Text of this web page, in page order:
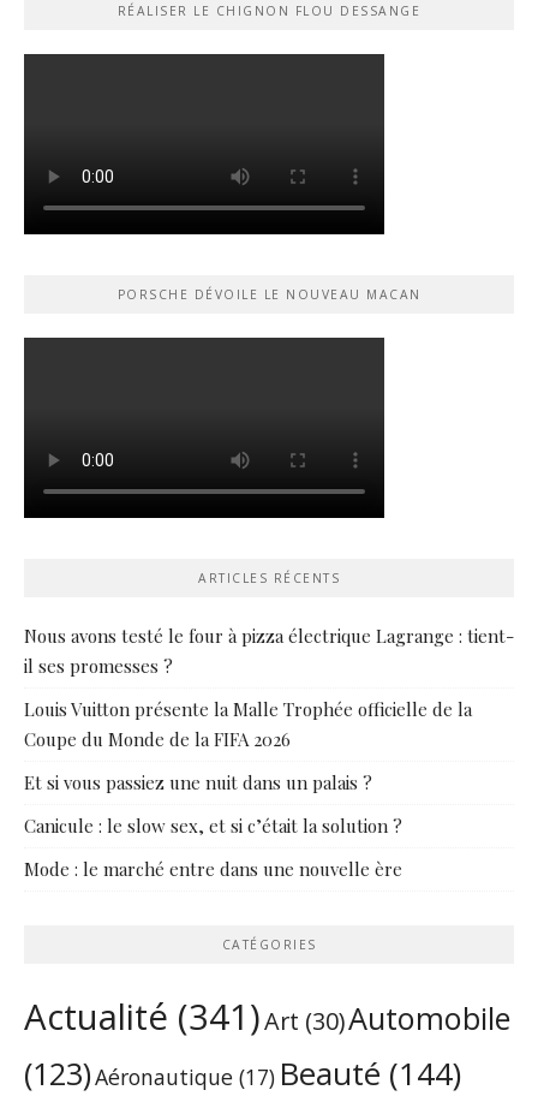
RÉALISER LE CHIGNON FLOU DESSANGE
PORSCHE DÉVOILE LE NOUVEAU MACAN
ARTICLES RÉCENTS
Nous avons testé le four à pizza électrique Lagrange : tient-
il ses promesses ?
Louis Vuitton présente la Malle Trophée officielle de la
Coupe du Monde de la FIFA 2026
Et si vous passiez une nuit dans un palais ?
Canicule : le slow sex, et si c’était la solution ?
Mode : le marché entre dans une nouvelle ère
CATÉGORIES
Actualité (341)Art (30)Automobile
(123)Aéronautique (17) Beauté (144)